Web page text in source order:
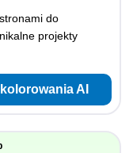
do
projekty
AI